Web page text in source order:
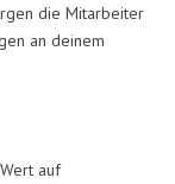
die Mitarbeiter
an deinem
auf